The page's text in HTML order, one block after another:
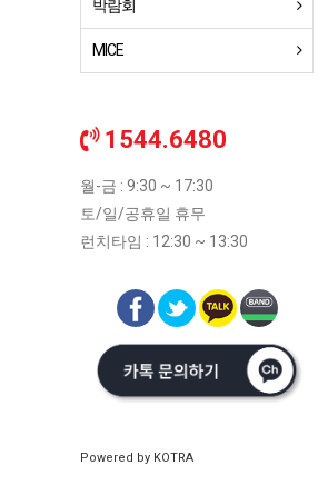
박람회
MICE
1544.6480
월-금 : 9:30 ~ 17:30
토/일/공휴일 휴무
런치타임 : 12:30 ~ 13:30
Powered by KOTRA